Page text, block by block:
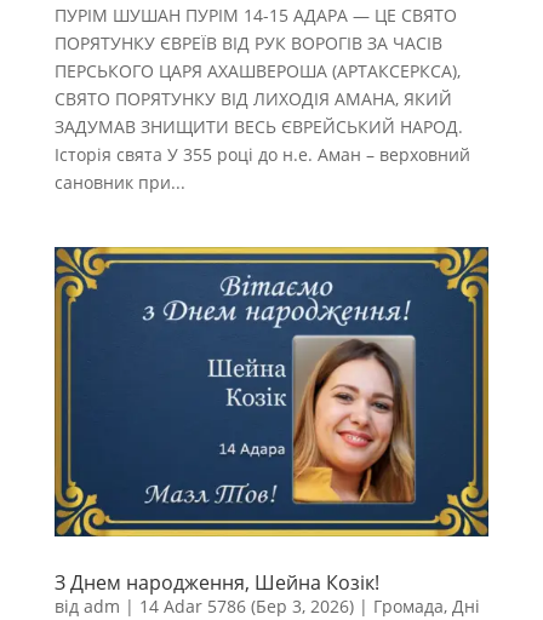
ПУРІМ ШУШАН ПУРІМ 14-15 АДАРА — ЦЕ СВЯТО
ПОРЯТУНКУ ЄВРЕЇВ ВІД РУК ВОРОГІВ ЗА ЧАСІВ
ПЕРСЬКОГО ЦАРЯ АХАШВЕРОША (АРТАКСЕРКСА),
СВЯТО ПОРЯТУНКУ ВІД ЛИХОДІЯ АМАНА, ЯКИЙ
ЗАДУМАВ ЗНИЩИТИ ВЕСЬ ЄВРЕЙСЬКИЙ НАРОД.
Історія свята У 355 році до н.е. Аман – верховний
сановник при...
З Днем народження, Шейна Козік!
від adm | 14 Adar 5786 (Бер 3, 2026)| Громада, Дні